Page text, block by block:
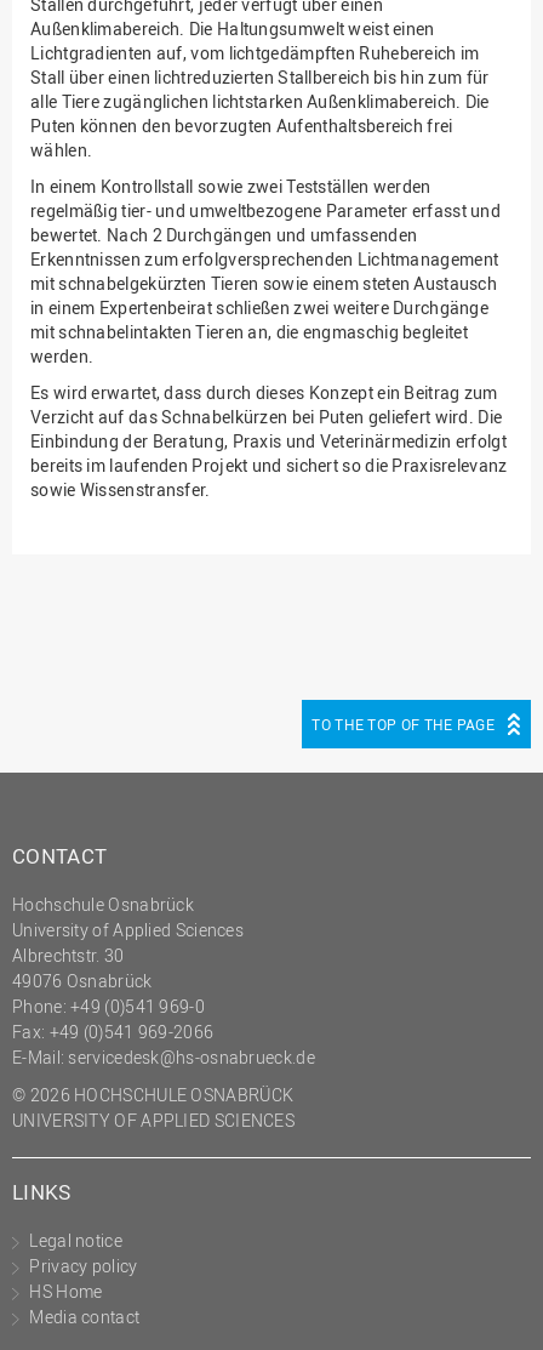
Außenklimabereich. Die Haltungsumwelt weist einen
Lichtgradienten auf, vom lichtgedämpften Ruhebereich im
Stall über einen lichtreduzierten Stallbereich bis hin zum für
alle Tiere zugänglichen lichtstarken Außenklimabereich. Die
Puten können den bevorzugten Aufenthaltsbereich frei
wählen.
In einem Kontrollstall sowie zwei Testställen werden
regelmäßig tier- und umweltbezogene Parameter erfasst und
bewertet. Nach 2 Durchgängen und umfassenden
Erkenntnissen zum erfolgversprechenden Lichtmanagement
mit schnabelgekürzten Tieren sowie einem steten Austausch
in einem Expertenbeirat schließen zwei weitere Durchgänge
mitschnabelintakten Tieren an, die engmaschig begleitet
werden.
Es wird erwartet, dass durch dieses Konzept ein Beitrag zum
Verzicht auf das Schnabelkürzen bei Puten geliefert wird. Die
Einbindung der Beratung, Praxis und Veterinärmedizin erfolgt
bereits im laufenden Projekt und sichert so die Praxisrelevanz
sowie Wissenstransfer.
TO THE TOP OF THE PAGE
CONTACT
Hochschule Osnabrück
University of Applied Sciences
Albrechtstr. 30
49076 Osnabrück
Phone: +49 (0)541 969-0
Fax: +49 (0)541 969-2066
E-Mail: servicedesk@hs-osnabrueck.de
© 2026 HOCHSCHULE OSNABRÜCK
UNIVERSITY OF APPLIED SCIENCES
LINKS
Legal notice
Privacy policy
HS Home
Media contact